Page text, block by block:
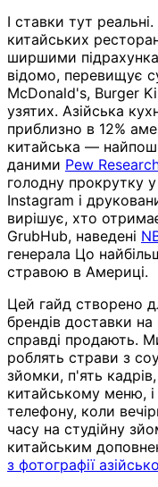
І ставки тут
китайських
ширшими
відомо, перевищує
McDonald's, Burger
узятих. Азійська
приблизно в 12%
китайська —
даними Pew
голодну прокрутку
Instagram і
вирішує, хто
GrubHub, наведені
генерала Цо
стравою в Америці.
Цей гайд створено
брендів доставки
справді продають.
роблять страви з
зйомки, п'ять
китайському меню, і
телефону, коли
часу на студійну
китайським
з фотографії